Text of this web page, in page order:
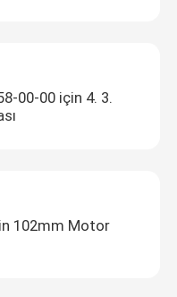
00-00 için 4. 3.
102mm Motor